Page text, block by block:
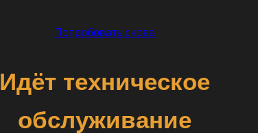
Попробовать снова
Идёт техническое
обслуживание